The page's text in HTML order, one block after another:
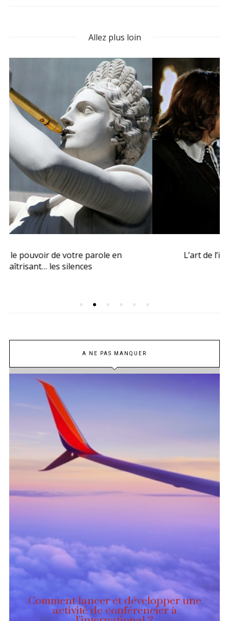
Allez plus loin
L’art de l’intonation, la leçon de Cyrano
A NE PAS MANQUER
Comment lancer et développer une
activité de conférencier à